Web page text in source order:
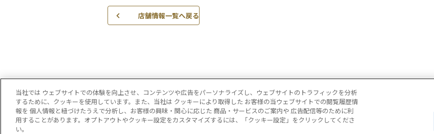
店舗情報一覧へ戻る
店舗情報・チラシ
サービス
ポイントカード
商品情報
プライベートブランド
当社では ウェブサイトでの体験を向上させ、コンテンツや広告をパーソナライズし、ウェブサイトのトラフィックを分析
するために、クッキーを使用しています。また、当社は クッキーにより取得した お客様の当ウェブサイトでの閲覧履歴情
報を 個人情報と紐づけたうえで分析し、お客様の興味・関心に応じた 商品・サービスのご案内や 広告配信等のために利
用することがあります。オプトアウトやクッキー設定をカスタマイズするには、「クッキー設定」をクリックしてくださ
い。